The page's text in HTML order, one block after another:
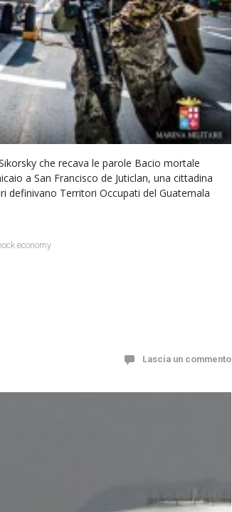
che recava le parole Bacio mortale
a San Francisco de Juticlan, una cittadina
definivano Territori Occupati del Guatemala
economy
Lascia un commento